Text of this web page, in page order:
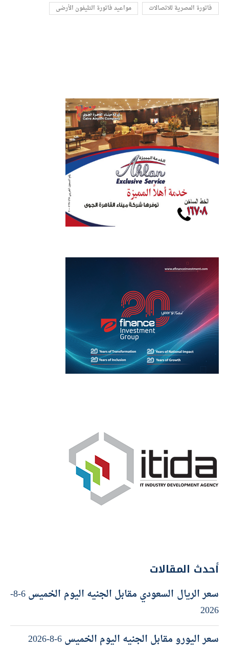
فاتورة المصرية للاتصالات مواعيد فاتورة التليفون الأرضى
أحدث المقالات
سعر الريال السعودي مقابل الجنيه اليوم الخميس 6-8-
2026
سعر اليورو مقابل الجنيه اليوم الخميس 6-8-2026